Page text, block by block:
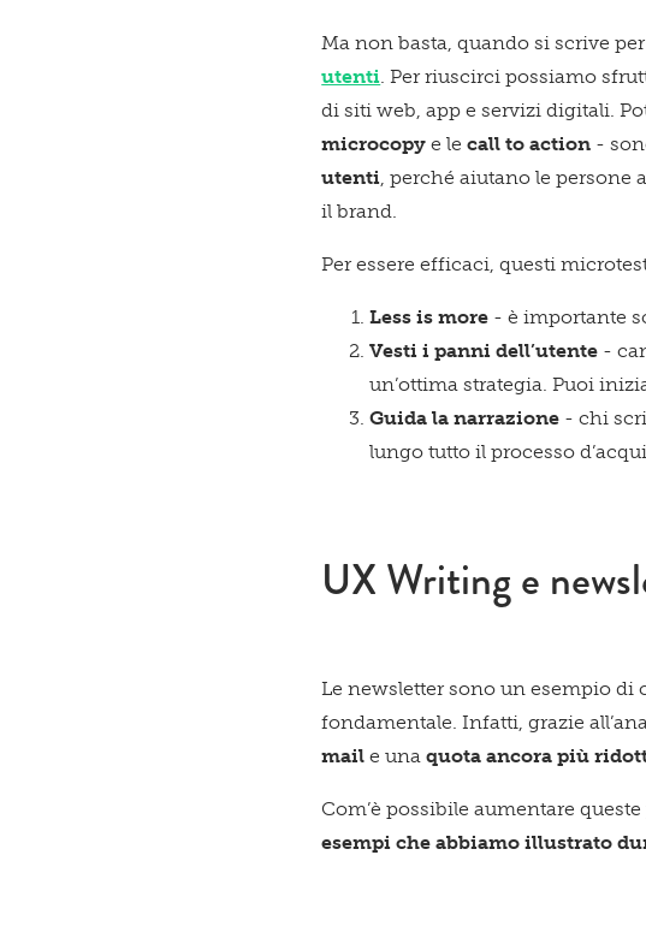
Ma non basta, quando si scrive
utenti. Per riuscirci possiamo
di siti web, app e servizi digitali.
microcopy e lecall to action -
utenti, perché aiutano le persone
il brand.
Per essere efficaci, questi
Less is more - è importante
Vesti i panni dell’utente -
un’ottima strategia. Puoi
Guida la narrazione - chi
lungo tutto il processo
UX Writing e
Le newsletter sono un esempio
fondamentale. Infatti, grazie
mail e una quota ancora più
Com’è possibile aumentare
esempi che abbiamo illustrato